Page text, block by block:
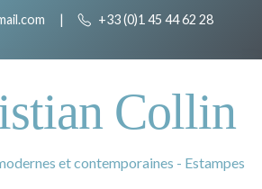
| +33 (0)1 45 44 62 28
Collin
et contemporaines - Estampes